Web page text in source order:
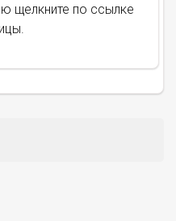
щелкните по ссылке